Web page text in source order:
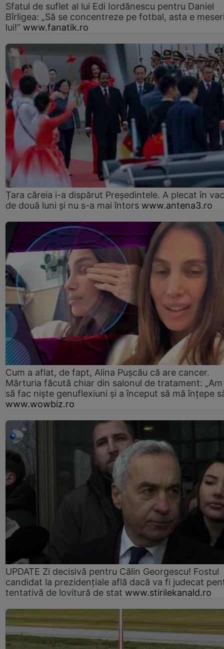
Sfatul de suflet al lui Edi Iordănescu pentru Daniel
Bîrligea: „Să se concentreze pe fotbal, asta e
lui!” www.fanatik.ro
Țara căreia i-a dispărut Președintele. A plecat în
de două luni și nu s-a mai întors www.antena3.ro
Cum a aflat, de fapt, Alina Pușcău că are cancer.
Mărturia făcută chiar din salonul de tratament:
să fac niște genuflexiuni și a început să mă înțepe
www.wowbiz.ro
UPDATE Zi decisivă pentru Călin Georgescu! Fostul
candidat la prezidențiale află dacă va fi judecat
tentativă de lovitură de stat www.stirilekanald.ro